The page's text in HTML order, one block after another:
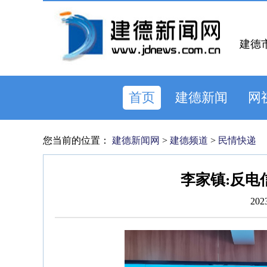
建德
首页 建德新闻 网
您当前的位置： 建德新闻网 > 建德频道 > 民情快递
李家镇:反电